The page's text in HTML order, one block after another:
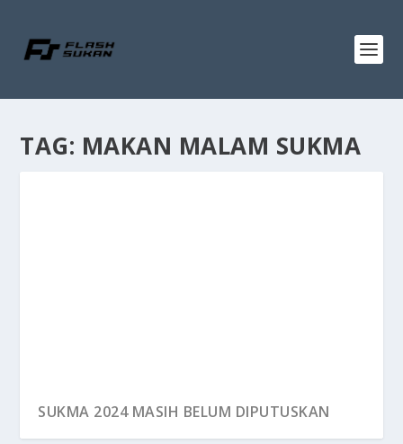
TAG: MAKAN MALAM SUKMA
SUKMA 2024 MASIH BELUM DIPUTUSKAN